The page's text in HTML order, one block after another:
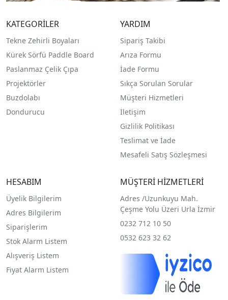
KATEGORİLER
Tekne Zehirli Boyaları
Kürek Sörfü Paddle Board
Paslanmaz Çelik Çıpa
Projektörler
Buzdolabı
Dondurucu
YARDIM
Sipariş Takibi
Arıza Formu
İade Formu
Sıkça Sorulan Sorular
Müşteri Hizmetleri
İletişim
Gizlilik Politikası
Teslimat ve İade
Mesafeli Satış Sözleşmesi
HESABIM
Üyelik Bilgilerim
Adres Bilgilerim
Siparişlerim
Stok Alarm Listem
Alışveriş Listem
Fiyat Alarm Listem
MÜŞTERİ HİZMETLERİ
Adres /Uzunkuyu Mah.
Çeşme Yolu Üzeri Urla İzmir
0232 712 10 50
0532 623 32 62